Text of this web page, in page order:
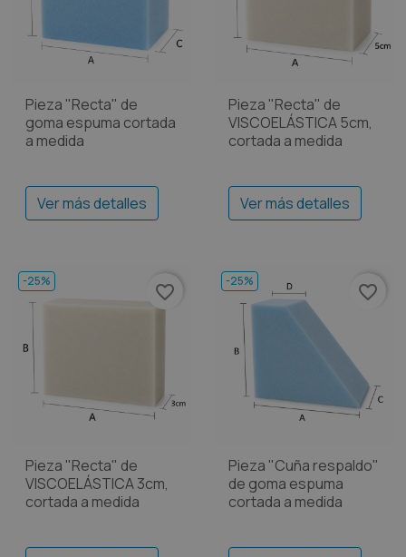
Pieza "Recta" de
goma espuma cortada
a medida
Ver más detalles
Pieza "Recta" de
VISCOELÁSTICA 5cm,
cortada a medida
Ver más detalles
-25%
favorite_border
Pieza "Recta" de
VISCOELÁSTICA 3cm,
cortada a medida
-25%
favorite_border
Pieza "Cuña respaldo"
de goma espuma
cortada a medida